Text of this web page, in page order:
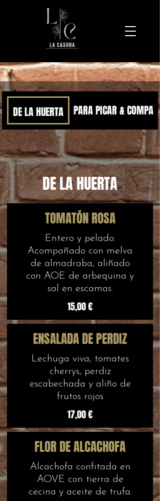
DE LA HUERTA PARA PICAR &
DE LA HUERTA
TOMATÓN ROSA
Entero y pelado.
Acompañado con melva
de almadraba, aliñado
con AOE de arbequina y
sal en escamas.
15,00 €
ENSALADA DE PERDIZ
Lechuga viva, tomates
cherrys, perdiz
escabechada y aliño de
frutos rojos
17,00 €
FLOR DE ALCACHOFA
Alcachofa confitada en
AOVE con tierra de
cecina y aceite de trufa.